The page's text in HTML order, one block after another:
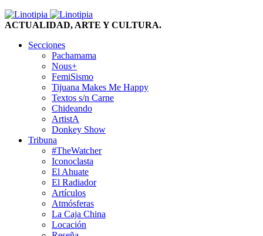
ACTUALIDAD, ARTE Y CULTURA.
Secciones
Pachamama
Nous+
FemiSismo
Tijuana Makes Me Happy
Textos s/n Carne
Chideando
ArtistA
Donkey Show
Tribuna
#TheWatcher
Iconoclasta
El Ahuate
El Radiador
Artículos
Atmósferas
La Caja China
Locación